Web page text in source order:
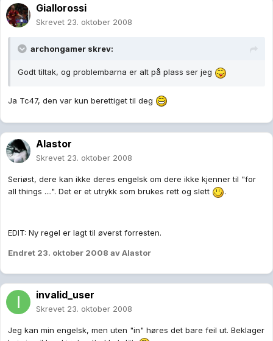
Giallorossi
Skrevet 23. oktober 2008
archongamer skrev:
Godt tiltak, og problembarna er alt på plass ser jeg
Ja Tc47, den var kun berettiget til deg
Alastor
Skrevet 23. oktober 2008
Seriøst, dere kan ikke deres engelsk om dere ikke kjenner til "for
all things ....". Det er et utrykk som brukes rett og slett
.
EDIT: Ny regel er lagt til øverst forresten.
Endret 23. oktober 2008 av Alastor
invalid_user
Skrevet 23. oktober 2008
Jeg kan min engelsk, men uten "in" høres det bare feil ut. Beklager